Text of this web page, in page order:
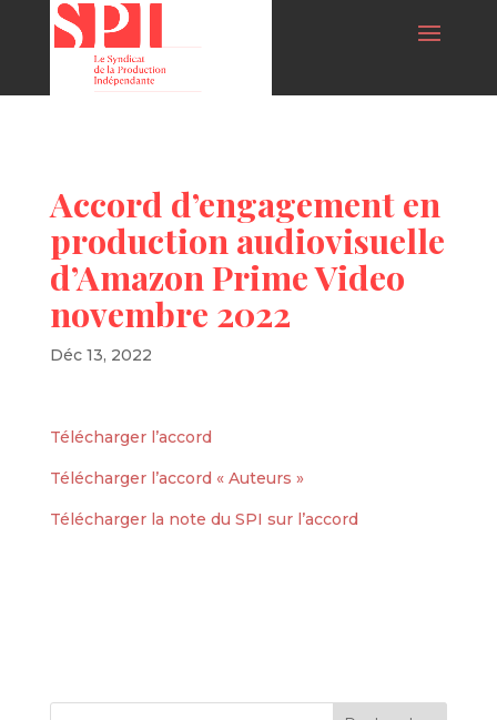
Accord d’engagement en
production audiovisuelle
d’Amazon Prime Video
novembre 2022
Déc 13, 2022
Télécharger l’accord
Télécharger l’accord « Auteurs »
Télécharger la note du SPI sur l’accord